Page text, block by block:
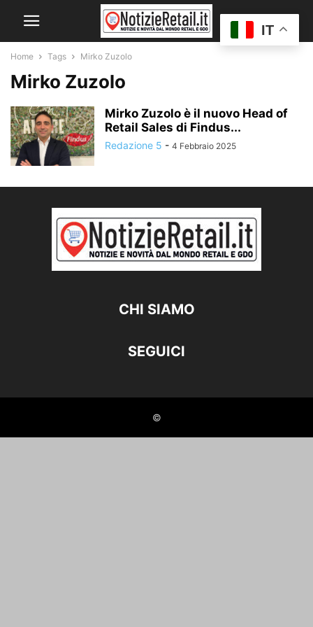
Home Tags Mirko Zuzolo
Mirko Zuzolo
Mirko Zuzolo è il nuovo Head of
Retail Sales di Findus...
Redazione 5 - 4 Febbraio 2025
CHI SIAMO
SEGUICI
©
IT